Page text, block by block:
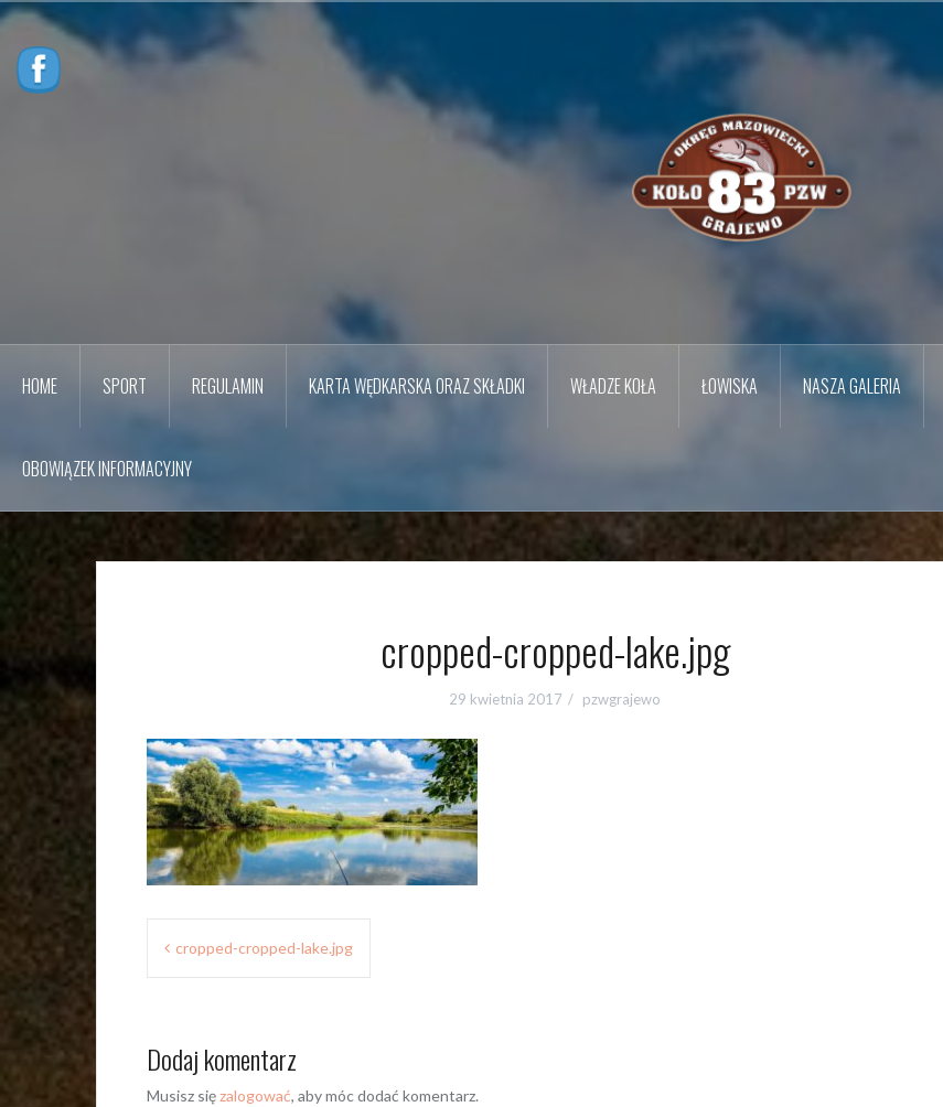
Przejdź
treści
HOME SPORT REGULAMIN KARTA WĘDKARSKA ORAZ SKŁADKI WŁADZE KOŁA ŁOWISKA NASZA GALERIA
OBOWIĄZEK INFORMACYJNY
cropped-cropped-lake.jpg
29 kwietnia 2017 pzwgrajewo
Nawigacja
wpisu
cropped-cropped-lake.jpg
Dodaj komentarz
Musisz sięzalogować, aby móc dodać komentarz.